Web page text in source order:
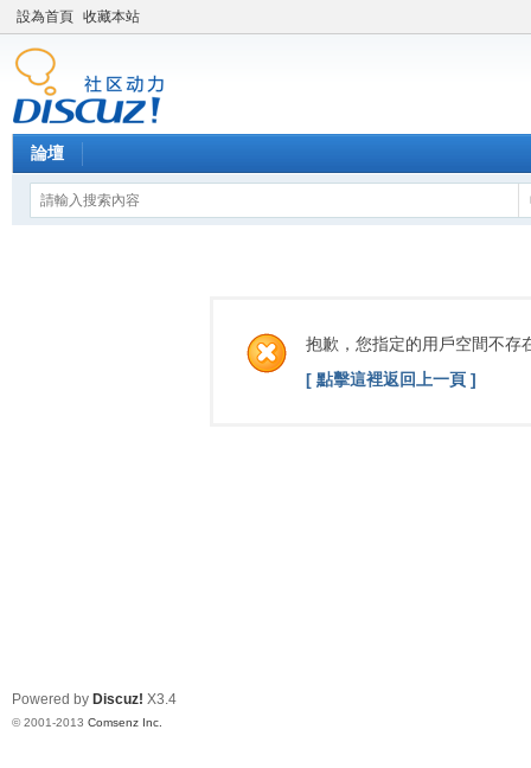
設為首頁 收藏本站
論壇
抱歉，您指定的用戶空間不存
[ 點擊這裡返回上一頁 ]
Powered by Discuz! X3.4
© 2001-2013 Comsenz Inc.